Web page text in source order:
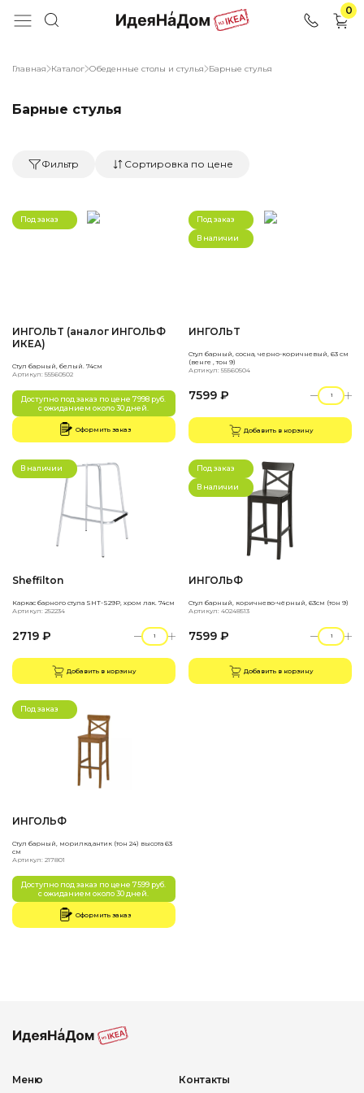
0
Главная Каталог Обеденные столы и стулья Барные стулья
Барные стулья
Фильтр Сортировка по цене
Под заказ
ИНГОЛЬT (аналог ИНГОЛЬФ
ИКЕА)
Стул барный, белый. 74см
Артикул: 55560502
Доступно под заказ по цене 7998 руб.
с ожиданием около 30 дней.
Оформить заказ
Под заказ
В наличии
ИНГОЛЬT
Стул барный, сосна, черно-коричневый, 63 см
(венге , тон 9)
Артикул: 55560504
7599 ₽
Добавить в корзину
В наличии
Sheffilton
Каркас барного стула SHT-S29P, хром лак. 74см
Артикул: 252234
2719 ₽
Добавить в корзину
Под заказ
В наличии
ИНГОЛЬФ
Стул барный, коричнево-чёрный, 63см (тон 9)
Артикул: 40248513
7599 ₽
Добавить в корзину
Под заказ
ИНГОЛЬФ
Стул барный, морилка,антик (тон 24) высота 63
см
Артикул: 217801
Доступно под заказ по цене 7599 руб.
с ожиданием около 30 дней.
Оформить заказ
Меню Контакты